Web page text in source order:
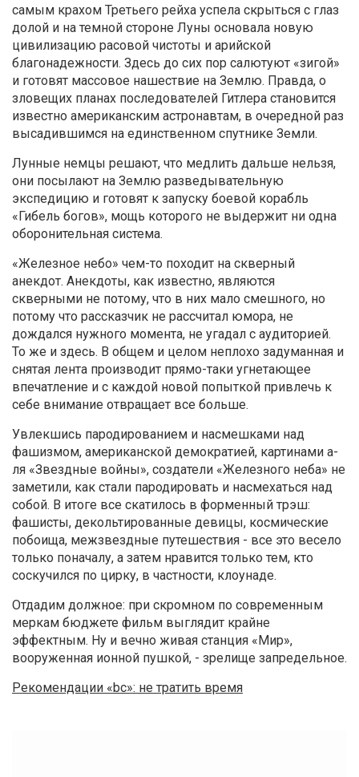
самым крахом Третьего рейха успела скрыться с глаз
долой и на темной стороне Луны основала новую
цивилизацию расовой чистоты и арийской
благонадежности. Здесь до сих пор салютуют «зигой»
и готовят массовое нашествие на Землю. Правда, о
зловещих планах последователей Гитлера становится
известно американским астронавтам, в очередной раз
высадившимся на единственном спутнике Земли.
Лунные немцы решают, что медлить дальше нельзя,
они посылают на Землю разведывательную
экспедицию и готовят к запуску боевой корабль
«Гибель богов», мощь которого не выдержит ни одна
оборонительная система.
«Железное небо» чем-то походит на скверный
анекдот. Анекдоты, как известно, являются
скверными не потому, что в них мало смешного, но
потому что рассказчик не рассчитал юмора, не
дождался нужного момента, не угадал с аудиторией.
То же и здесь. В общем и целом неплохо задуманная и
снятая лента производит прямо-таки угнетающее
впечатление и с каждой новой попыткой привлечь к
себе внимание отвращает все больше.
Увлекшись пародированием и насмешками над
фашизмом, американской демократией, картинами а-
ля «Звездные войны», создатели «Железного неба» не
заметили, как стали пародировать и насмехаться над
собой. В итоге все скатилось в форменный трэш:
фашисты, декольтированные девицы, космические
побоища, межзвездные путешествия - все это весело
только поначалу, а затем нравится только тем, кто
соскучился по цирку, в частности, клоунаде.
Отдадим должное: при скромном по современным
меркам бюджете фильм выглядит крайне
эффектным. Ну и вечно живая станция «Мир»,
вооруженная ионной пушкой, - зрелище запредельное.
Рекомендации «bc»: не тратить время